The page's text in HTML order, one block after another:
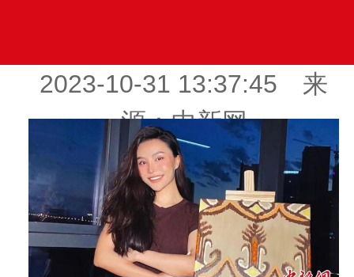
2023-10-31 13:37:45 来
源：中新网